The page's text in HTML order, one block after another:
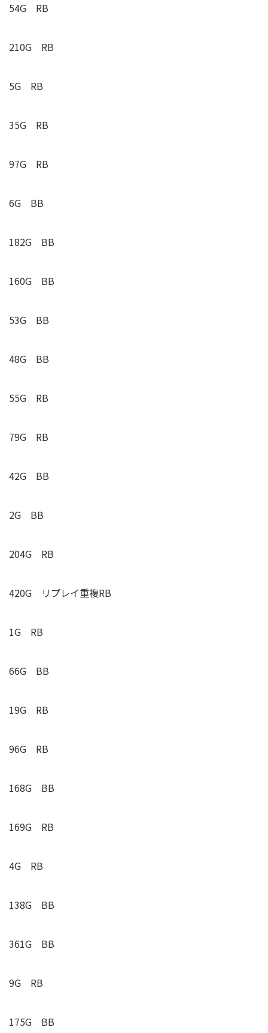
54G RB
210G RB
5G RB
35G RB
97G RB
6G BB
182G BB
160G BB
53G BB
48G BB
55G RB
79G RB
42G BB
2G BB
204G RB
420G リプレイ重複RB
1G RB
66G BB
19G RB
96G RB
168G BB
169G RB
4G RB
138G BB
361G BB
9G RB
175G BB